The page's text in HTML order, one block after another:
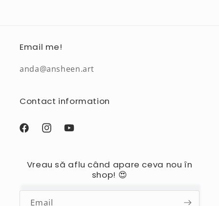
Email me!
anda@ansheen.art
Contact information
FacebookInstagramYouTube
Vreau să aflu când apare ceva nou în
shop! 😍
Email